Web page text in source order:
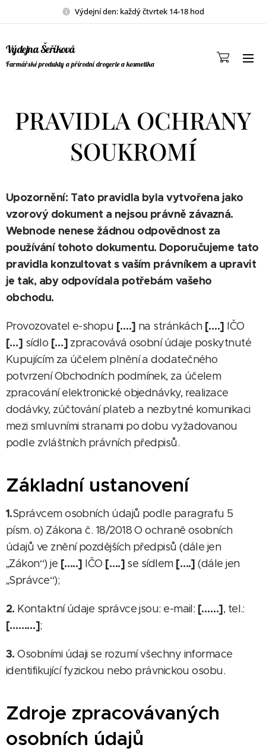
Výdejní den: každý čtvrtek 14-18 hod
Výdejna Šeříková
Farmářské produkty a přírodní drogerie a kosmetika
PRAVIDLA OCHRANY
SOUKROMÍ
Upozornění: Tato pravidla byla vytvořena jako
vzorový dokument a nejsou právně závazná.
Webnode nenese žádnou odpovědnost za
používání tohoto dokumentu. Doporučujeme tato
pravidla konzultovat s vaším právníkem a upravit
je tak, aby odpovídala potřebám vašeho
obchodu.
Provozovatel e-shopu [….] na stránkách [….] IČO
[…] sídlo […] zpracovává osobní údaje poskytnuté
Kupujícím za účelem plnění a dodatečného
potvrzení Obchodních podmínek, za účelem
zpracování elektronické objednávky, realizace
dodávky, zúčtování plateb a nezbytné komunikaci
mezi smluvními stranami po dobu vyžadovanou
podle zvláštních právních předpisů.
Základní ustanovení
1.Správcem osobních údajů podle paragrafu 5
písm. o) Zákona č. 18/2018 O ochraně osobních
údajů ve znění pozdějších předpisů (dále jen
„Zákon“) je […..] IČO [….] se sídlem [….] (dále jen
„Správce“);
2. Kontaktní údaje správce jsou: e-mail: [……], tel.:
[………];
3.Osobními údaji se rozumí všechny informace
identifikující fyzickou nebo právnickou osobu.
Zdroje zpracovávaných
osobních údajů